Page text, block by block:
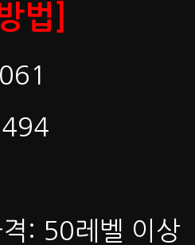
법]
: 50레벨 이상